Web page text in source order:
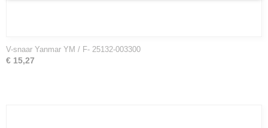
V-snaar Yanmar YM / F- 25132-003300
€ 15,27